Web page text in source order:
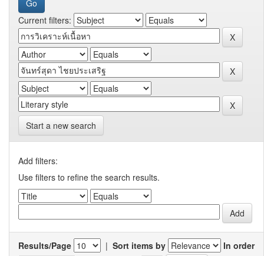
Current filters:
Start a new search
Add filters:
Use filters to refine the search results.
Results/Page | Sort items by
In order